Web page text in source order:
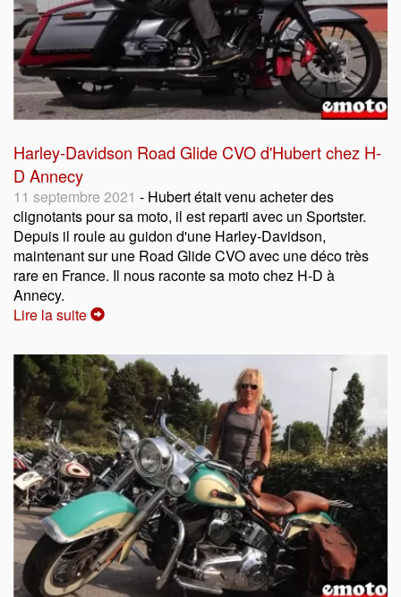
Harley-Davidson Road Glide CVO d'Hubert chez H-
D Annecy
11 septembre 2021 - Hubert était venu acheter des
clignotants pour sa moto, il est reparti avec un Sportster.
Depuis il roule au guidon d'une Harley-Davidson,
maintenant sur une Road Glide CVO avec une déco très
rare en France. Il nous raconte sa moto chez H-D à
Annecy.
Lire la suite